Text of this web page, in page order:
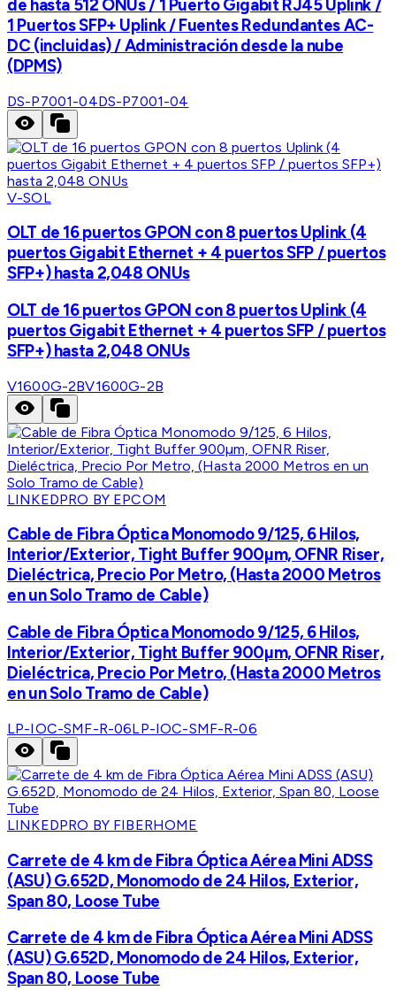
de hasta 512 ONUs / 1 Puerto Gigabit RJ45 Uplink /
1 Puertos SFP+ Uplink / Fuentes Redundantes AC-
DC (incluidas) / Administración desde la nube
(DPMS)
DS-P7001-04DS-P7001-04
V-SOL
OLT de 16 puertos GPON con 8 puertos Uplink (4
puertos Gigabit Ethernet + 4 puertos SFP / puertos
SFP+) hasta 2,048 ONUs
OLT de 16 puertos GPON con 8 puertos Uplink (4
puertos Gigabit Ethernet + 4 puertos SFP / puertos
SFP+) hasta 2,048 ONUs
V1600G-2BV1600G-2B
LINKEDPRO BY EPCOM
Cable de Fibra Óptica Monomodo 9/125, 6 Hilos,
Interior/Exterior, Tight Buffer 900µm, OFNR Riser,
Dieléctrica, Precio Por Metro, (Hasta 2000 Metros
en un Solo Tramo de Cable)
Cable de Fibra Óptica Monomodo 9/125, 6 Hilos,
Interior/Exterior, Tight Buffer 900µm, OFNR Riser,
Dieléctrica, Precio Por Metro, (Hasta 2000 Metros
en un Solo Tramo de Cable)
LP-IOC-SMF-R-06LP-IOC-SMF-R-06
LINKEDPRO BY FIBERHOME
Carrete de 4 km de Fibra Óptica Aérea Mini ADSS
(ASU) G.652D, Monomodo de 24 Hilos, Exterior,
Span 80, Loose Tube
Carrete de 4 km de Fibra Óptica Aérea Mini ADSS
(ASU) G.652D, Monomodo de 24 Hilos, Exterior,
Span 80, Loose Tube